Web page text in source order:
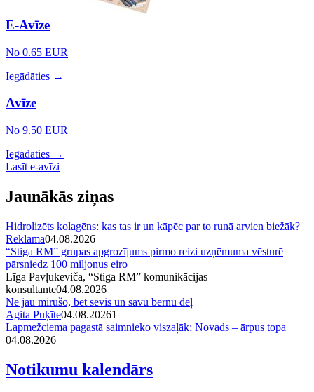
E-Avīze
No 0.65 EUR
Iegādāties →
Avīze
No 9.50 EUR
Iegādāties →
Lasīt e-avīzi
Jaunākās ziņas
Hidrolizēts kolagēns: kas tas ir un kāpēc par to runā arvien biežāk?
Reklāma04.08.2026
“Stiga RM” grupas apgrozījums pirmo reizi uzņēmuma vēsturē
pārsniedz 100 miljonus eiro
Līga Pavļukeviča, “Stiga RM” komunikācijas
konsultante04.08.2026
Ne jau mirušo, bet sevis un savu bērnu dēļ
Agita Puķīte04.08.20261
Lapmežciema pagastā saimnieko viszaļāk; Novads – ārpus topa
04.08.2026
Notikumu kalendārs